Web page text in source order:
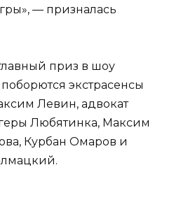
— призналась
приз в шоу
экстрасенсы
Левин, адвокат
Любятинка, Максим
Курбан Омаров и